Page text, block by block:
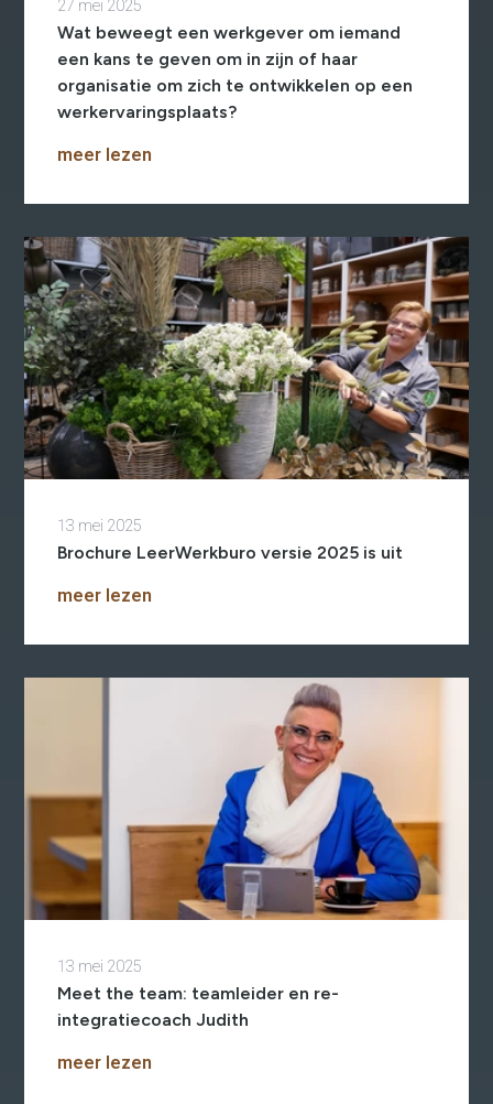
Brochure
Vacatures
Laatste nieuws
Contact
2e Spoortraject
Mediation bij
conflictsituaties
Maatschappelijk
Verantwoord Ondernemen
Ons testcentrum
Vacatures
Contact
Klanten aan het
woord
Klanten aan het woord
Werkgever aan het woord
27 mei 2025
Wat beweegt een werkgever om iemand
een kans te geven om in zijn of haar
organisatie om zich te ontwikkelen op een
werkervaringsplaats?
meer lezen
13 mei 2025
Brochure LeerWerkburo versie 2025 is uit
meer lezen
13 mei 2025
Meet the team: teamleider en re-
integratiecoach Judith
meer lezen